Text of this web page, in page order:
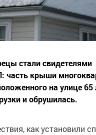
стали свидетелями
часть крыши
на улице
и обрушилась.
как установили